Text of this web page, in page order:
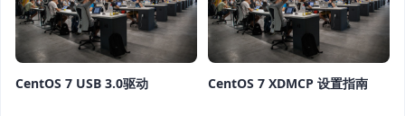
CentOS 7 USB 3.0驱动 CentOS 7 XDMCP 设置指南